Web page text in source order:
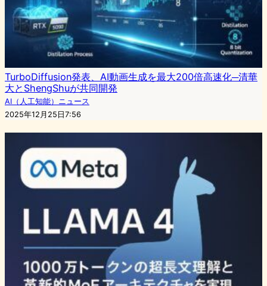
TurboDiffusion発表、AI動画生成を最大200倍高速化─清華
大とShengShuが共同開発
AI（人工知能）ニュース
2025年12月25日7:56